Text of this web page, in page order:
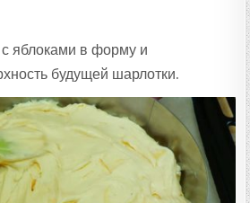
яблоками в форму и
будущей шарлотки.